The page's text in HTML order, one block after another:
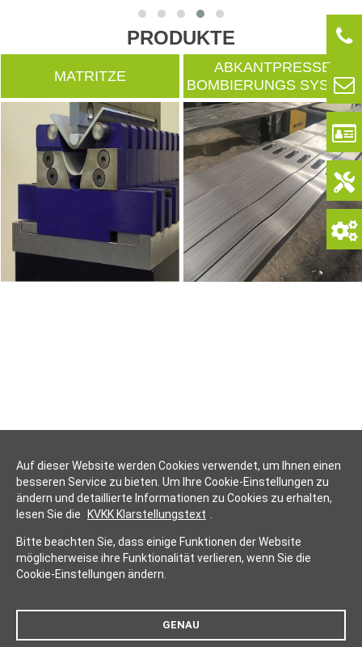
PRODUKTE
MATRITZE
ABKANTPRESSE
BOMBIERUNGS SYSTEM
Auf dieser Website werden Cookies verwendet, um Ihnen einen
besseren Service zu bieten. Um Ihre Cookie-Einstellungen zu
ändern und detaillierte Informationen zu Cookies zu erhalten,
lesen Sie die
KVKK Klarstellungstext
Bitte beachten Sie, dass einige Funktionen der Website
möglicherweise ihre Funktionalität verlieren, wenn Sie die
Cookie-Einstellungen ändern.
GENAU